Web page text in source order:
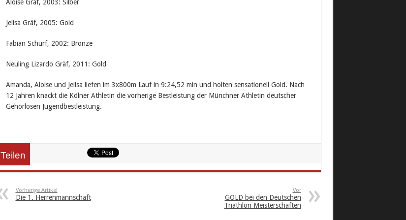
Aloise Gräf, 2003: Silber
Jelisa Gräf, 2005: Gold
Fabian Schurf, 2002: Bronze
Neuling Lizardo Gräf, 2011: Gold
Amanda, Aloise und Jelisa liefen im 3x800m Lauf in 9:24,52 min und holten sensationell Gold. Nach
12 Jahren knackt die Kölner Athletin die vorherige Bestleistung der Münchner Athletin deutscher
Gehörlosen Jugendbestleistung.
Teilen
Vorherige Artikel
Die 1. Herrenmannschaft
Vor
GOLD bei den Deutschen
Triathlon Meisterschaften